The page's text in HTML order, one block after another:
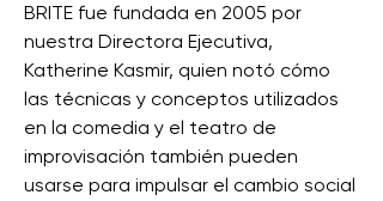
BRITE fue fundada en 2005 por
nuestra Directora Ejecutiva,
Katherine Kasmir, quien notó cómo
las técnicas y conceptos utilizados
en la comedia y el teatro de
improvisación también pueden
usarse para impulsar el cambio social